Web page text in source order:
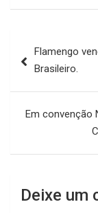
de
Flamengo
Brasileiro.
Em convenção
Deixe um